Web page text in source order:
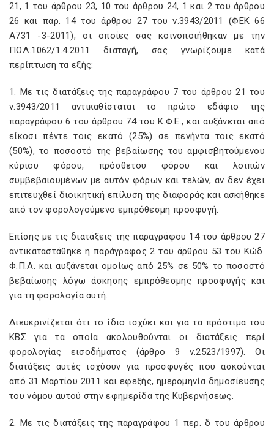
21, 1 του άρθρου 23, 10 του άρθρου 24, 1 και 2 του άρθρου
26 και παρ. 14 του άρθρου 27 του ν.3943/2011 (ΦΕΚ 66
Α731 -3-2011), οι οποίες σας κοινοποιήθηκαν με την
ΠΟΛ.1062/1.4.2011 διαταγή, σας γνωρίζουμε κατά
περίπτωση τα εξής:
1. Με τις διατάξεις της παραγράφου 7 του άρθρου 21 του
ν.3943/2011 αντικαθίσταται το πρώτο εδάφιο της
παραγράφου 6 του άρθρου 74 του Κ.Φ.Ε., και αυξάνεται από
είκοσι πέντε τοις εκατό (25%) σε πενήντα τοις εκατό
(50%), το ποσοστό της βεβαίωσης του αμφισβητούμενου
κύριου φόρου, πρόσθετου φόρου και λοιπών
συμβεβαιουμένων με αυτόν φόρων και τελών, αν δεν έχει
επιτευχθεί διοικητική επίλυση της διαφοράς και ασκήθηκε
από τον φορολογούμενο εμπρόθεσμη προσφυγή.
Επίσης με τις διατάξεις της παραγράφου 14 του άρθρου 27
αντικαταστάθηκε η παράγραφος 2 του άρθρου 53 του Κώδ.
Φ.Π.Α. και αυξάνεται ομοίως από 25% σε 50% το ποσοστό
βεβαίωσης λόγω άσκησης εμπρόθεσμης προσφυγής και
για τη φορολογία αυτή.
Διευκρινίζεται ότι το ίδιο ισχύει και για τα πρόστιμα του
ΚΒΣ για τα οποία ακολουθούνται οι διατάξεις περί
φορολογίας εισοδήματος (άρθρο 9 ν.2523/1997). Οι
διατάξεις αυτές ισχύουν για προσφυγές που ασκούνται
από 31 Μαρτίου 2011 και εφεξής, ημερομηνία δημοσίευσης
του νόμου αυτού στην εφημερίδα της Κυβερνήσεως.
2. Με τις διατάξεις της παραγράφου 1 περ. δ του άρθρου